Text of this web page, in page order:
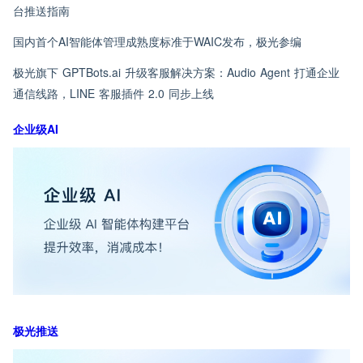
台推送指南
国内首个AI智能体管理成熟度标准于WAIC发布，极光参编
极光旗下 GPTBots.ai 升级客服解决方案：Audio Agent 打通企业
通信线路，LINE 客服插件 2.0 同步上线
企业级AI
极光推送